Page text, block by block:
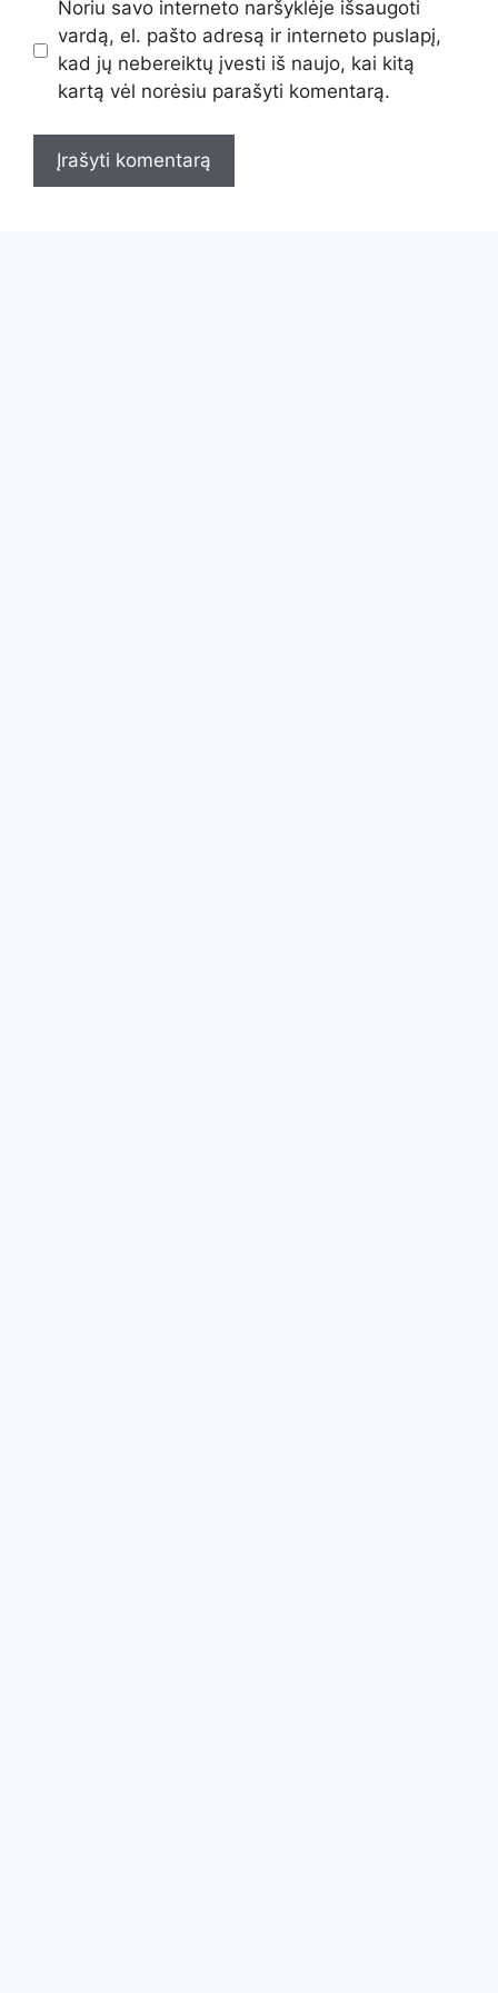
Noriu savo interneto naršyklėje išsaugoti
vardą, el. pašto adresą ir interneto puslapį,
kad jų nebereiktų įvesti iš naujo, kai kitą
kartą vėl norėsiu parašyti komentarą.